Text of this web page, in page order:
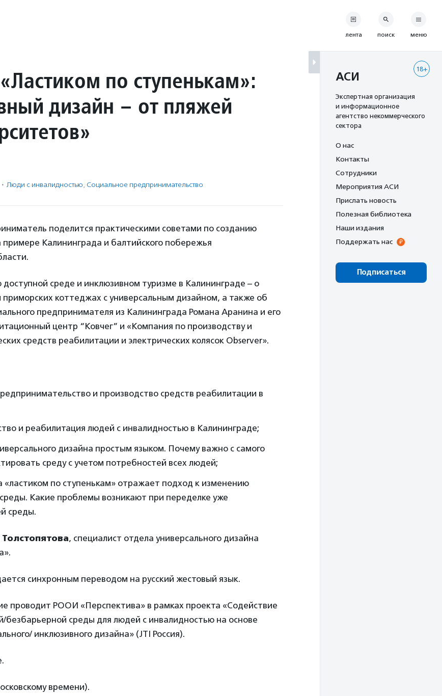
по ступенькам»:
дизайн – от пляжей
· Люди с инвалидностью, Социальное предпри­нима­тель­ство
поделится практическими советами по созданию
Калининграда и балтийского побережья
среде и инклюзивном туризме в Калининграде – о
приморских коттеджах с универсальным дизайном, а также об
предпринимателя из Калининграда Романа Аранина и его
центр “Ковчег” и «Компания по производству и
средств реабилитации и электрических колясок Observer».
и производство средств реабилитации в
и реабилитация людей с инвалидностью в Калининграде;
дизайна простым языком. Почему важно с самого
среду с учетом потребностей всех людей;
«ластиком по ступенькам» отражает подход к изменению
Какие проблемы возникают при переделке уже
среды.
, специалист отдела универсального дизайна
синхронным переводом на русский жестовый язык.
проводит РООИ «Перспектива» в рамках проекта «Содействие
безбарьерной среды для людей с инвалидностью на основе
инклюзивного дизайна» (JTI Россия).
времени).
лента поиск меню
18+
АСИ
Экспертная организация
и информационное
агентство некоммерческого
сектора
О нас
Контакты
Сотрудники
Мероприятия АСИ
Прислать новость
Полезная библиотека
Наши издания
Поддержать нас
Подписаться